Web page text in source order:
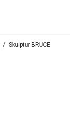
/ Skulptur BRUCE